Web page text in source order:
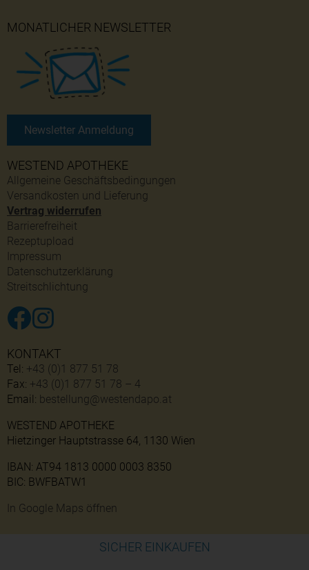
WESTEND APOTHEKE
Allgemeine Geschäftsbedingungen
Versandkosten und Lieferung
Vertrag widerrufen
Barrierefreiheit
Rezeptupload
Impressum
Datenschutzerklärung
Streitschlichtung
MONATLICHER NEWSLETTER
Newsletter Anmeldung
KONTAKT
Tel: +43 (0)1 877 51 78
Fax: +43 (0)1 877 51 78 – 4
Email: bestellung@westendapo.at
WESTEND APOTHEKE
Hietzinger Hauptstrasse 64, 1130 Wien
IBAN: AT94 1813 0000 0003 8350
BIC: BWFBATW1
In Google Maps öffnen
SICHER EINKAUFEN